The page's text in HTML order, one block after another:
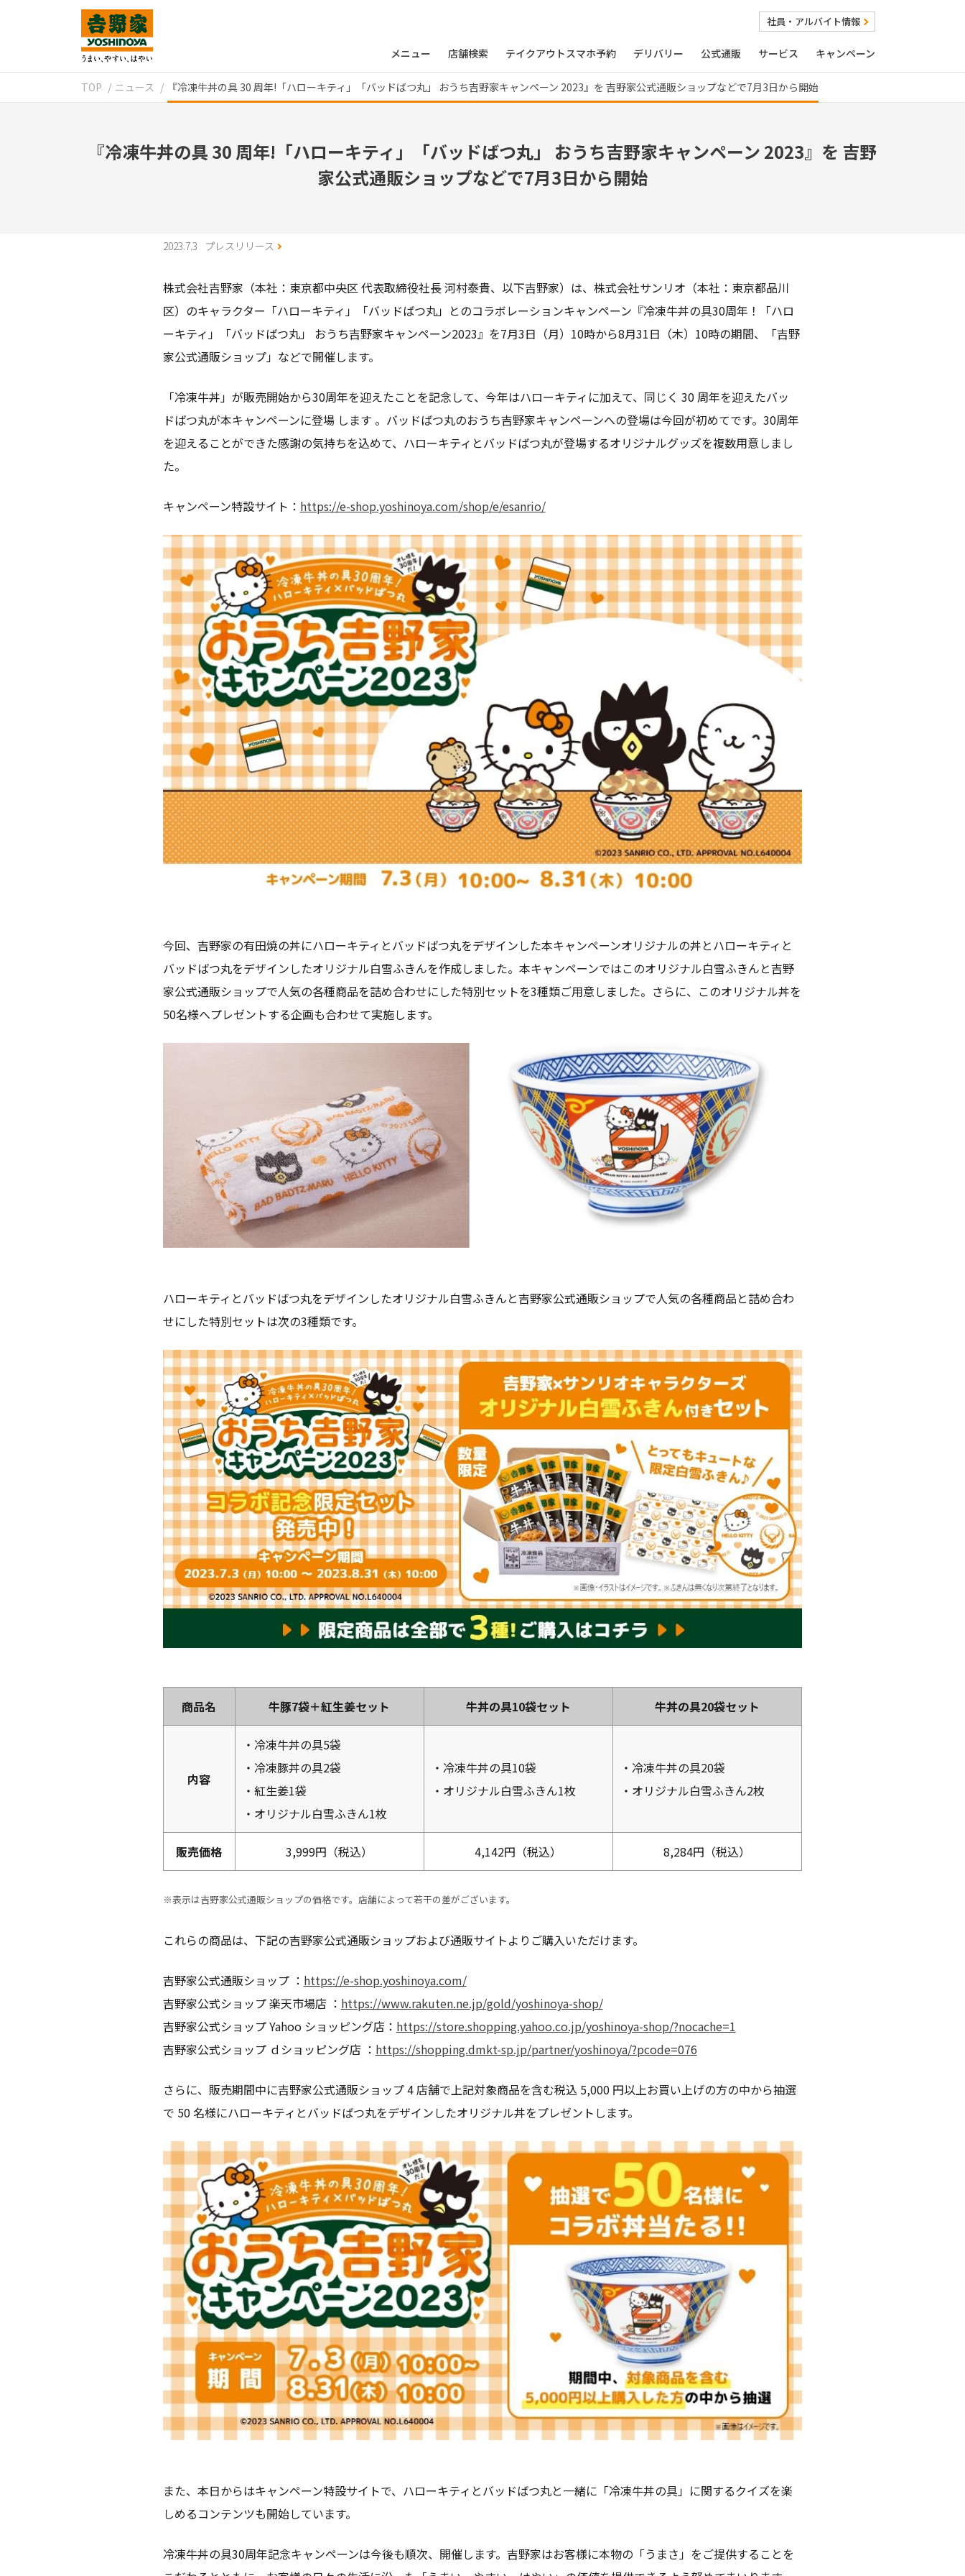
社員・アルバイト情報
メニュー 店舗検索 テイクアウトスマホ予約 デリバリー 公式通販 サービス キャンペーン
TOP ニュース 『冷凍牛丼の具 30 周年!「ハローキティ」「バッドばつ丸」 おうち吉野家キャンペーン 2023』を 吉野家公式通販ショップなどで7月3日から開始
『冷凍牛丼の具 30 周年!「ハローキティ」「バッドばつ丸」 おうち吉野家キャンペーン 2023』を 吉野
家公式通販ショップなどで7月3日から開始
2023.7.3 プレスリリース
株式会社吉野家（本社：東京都中央区 代表取締役社長 河村泰貴、以下吉野家）は、株式会社サンリオ（本社：東京都品川
区）のキャラクター「ハローキティ」「バッドばつ丸」とのコラボレーションキャンペーン『冷凍牛丼の具30周年！「ハロ
ーキティ」「バッドばつ丸」 おうち吉野家キャンペーン2023』を7月3日（月）10時から8月31日（木）10時の期間、「吉野
家公式通販ショップ」などで開催します。
「冷凍牛丼」が販売開始から30周年を迎えたことを記念して、今年はハローキティに加えて、同じく 30 周年を迎えたバッ
ドばつ丸が本キャンペーンに登場 します 。バッドばつ丸のおうち吉野家キャンペーンへの登場は今回が初めてです。30周年
を迎えることができた感謝の気持ちを込めて、ハローキティとバッドばつ丸が登場するオリジナルグッズを複数用意しまし
た。
キャンペーン特設サイト： https://e-shop.yoshinoya.com/shop/e/esanrio/
今回、吉野家の有田焼の丼にハローキティとバッドばつ丸をデザインした本キャンペーンオリジナルの丼とハローキティと
バッドばつ丸をデザインしたオリジナル白雪ふきんを作成しました。本キャンペーンではこのオリジナル白雪ふきんと吉野
家公式通販ショップで人気の各種商品を詰め合わせにした特別セットを3種類ご用意しました。さらに、このオリジナル丼を
50名様へプレゼントする企画も合わせて実施します。
ハローキティとバッドばつ丸をデザインしたオリジナル白雪ふきんと吉野家公式通販ショップで人気の各種商品と詰め合わ
せにした特別セットは次の3種類です。
商品名 牛豚7袋＋紅生姜セット 牛丼の具10袋セット 牛丼の具20袋セット
内容
・冷凍牛丼の具5袋
・冷凍豚丼の具2袋
・紅生姜1袋
・オリジナル白雪ふきん1枚
・冷凍牛丼の具10袋
・オリジナル白雪ふきん1枚
・冷凍牛丼の具20袋
・オリジナル白雪ふきん2枚
販売価格 3,999円（税込） 4,142円（税込） 8,284円（税込）
※表示は吉野家公式通販ショップの価格です。店舗によって若干の差がございます。
これらの商品は、下記の吉野家公式通販ショップおよび通販サイトよりご購入いただけます。
吉野家公式通販ショップ ： https://e-shop.yoshinoya.com/
吉野家公式ショップ 楽天市場店 ： https://www.rakuten.ne.jp/gold/yoshinoya-shop/
吉野家公式ショップ Yahoo ショッピング店： https://store.shopping.yahoo.co.jp/yoshinoya-shop/?nocache=1
吉野家公式ショップ ｄショッピング店 ： https://shopping.dmkt-sp.jp/partner/yoshinoya/?pcode=076
さらに、販売期間中に吉野家公式通販ショップ 4 店舗で上記対象商品を含む税込 5,000 円以上お買い上げの方の中から抽選
で 50 名様にハローキティとバッドばつ丸をデザインしたオリジナル丼をプレゼントします。
また、本日からはキャンペーン特設サイトで、ハローキティとバッドばつ丸と一緒に「冷凍牛丼の具」に関するクイズを楽
しめるコンテンツも開始しています。
冷凍牛丼の具30周年記念キャンペーンは今後も順次、開催します。吉野家はお客様に本物の「うまさ」をご提供することを